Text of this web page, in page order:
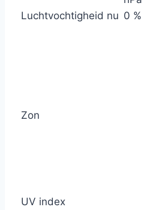
Luchtvochtigheid nu 0 %
Zon
UV index